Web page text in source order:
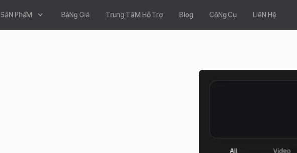
SảN PhẩM BảNg Giá Trung TâM Hỗ Trợ Blog CôNg Cụ LiêN Hệ